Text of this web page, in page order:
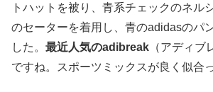
トハットを被り、青系チェックのネル
のセーターを着用し、青のadidasのパ
した。 最近人気のadibreak （アディブ
ですね。スポーツミックスが良く似合